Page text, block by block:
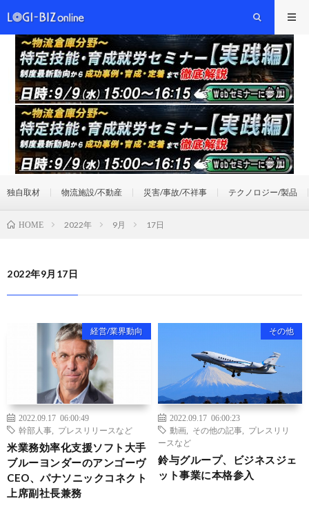
独自取材 物流施設/不動産 災害/事故/不祥事 テクノロジー/製品
HOME 2022年 9月 17日
2022年9月17日
経営/業界動向
2022.09.17 06:00:49
幹部人事
プレスリリースなど
米業務効率化支援ソフト大手
ブルーヨンダーのアンゴーヴ
CEO、パナソニックコネクト
上席副社長兼務
その他
2022.09.17 06:00:23
動画
その他の記事
プレスリリ
ースなど
鈴与グループ、ビジネスジェ
ット事業に本格参入